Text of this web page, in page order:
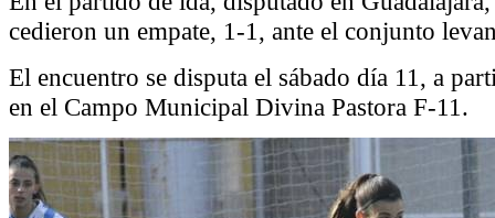
cedieron un empate, 1-1, ante el conjunto
El encuentro se disputa el sábado día 11, a
en el Campo Municipal Divina Pastora F-11.